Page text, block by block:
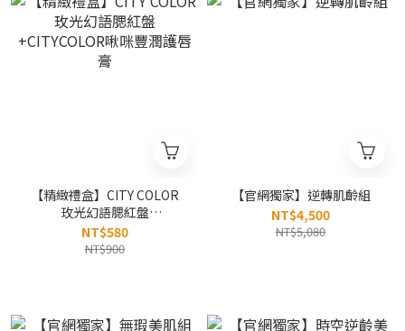
【精緻禮盒】CITY COLOR
玫光幻語腮紅盤
+CITYCOLOR啾咪豐潤護唇
膏
NT$580
NT$900
【官網獨家】逆轉肌齡組
NT$4,500
NT$5,080